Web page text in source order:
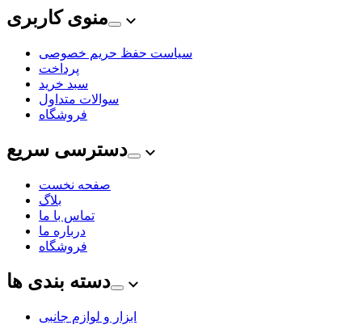
منوی کاربری
سیاست حفظ حریم خصوصی
پرداخت
سبد خرید
سوالات متداول
فروشگاه
دسترسی سریع
صفحه نخست
بلاگ
تماس با ما
درباره ما
فروشگاه
دسته بندی ها
ابزار و لوازم جانبی